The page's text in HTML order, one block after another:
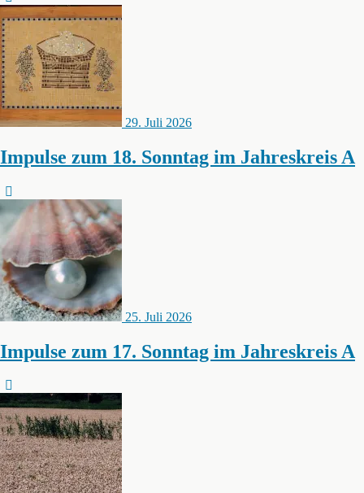
8. August 2026
Impulse zum 19. Sonntag im Jahreskreis A
29. Juli 2026
Impulse zum 18. Sonntag im Jahreskreis A
25. Juli 2026
Impulse zum 17. Sonntag im Jahreskreis A